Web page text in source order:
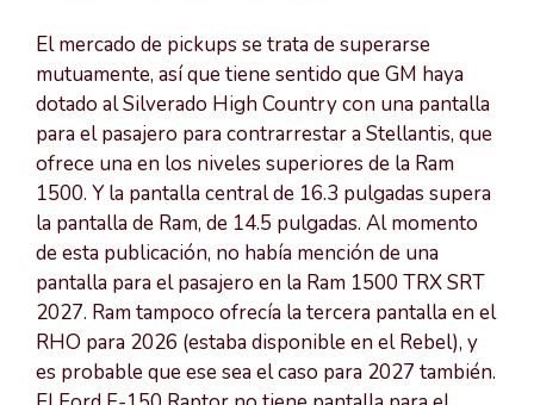
El mercado de pickups se trata de superarse
mutuamente, así que tiene sentido que GM haya
dotado al Silverado High Country con una pantalla
para el pasajero para contrarrestar a Stellantis, que
ofrece una en los niveles superiores de la Ram
1500. Y la pantalla central de 16.3 pulgadas supera
la pantalla de Ram, de 14.5 pulgadas. Al momento
de esta publicación, no había mención de una
pantalla para el pasajero en la Ram 1500 TRX SRT
2027. Ram tampoco ofrecía la tercera pantalla en el
RHO para 2026 (estaba disponible en el Rebel), y
es probable que ese sea el caso para 2027 también.